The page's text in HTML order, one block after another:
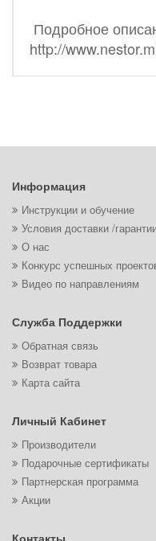
Подробное
http://
Информация
Инструкции и обучение
Условия доставки /
О нас
Конкурс успешных
Видео по направлениям
Служба Поддержки
Обратная связь
Возврат товара
Карта сайта
Личный Кабинет
Производители
Подарочные сертификаты
Партнерская программа
Акции